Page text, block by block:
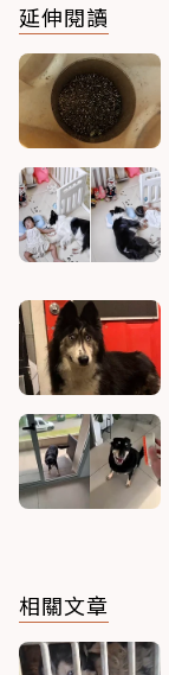
延伸閱讀
相關文章